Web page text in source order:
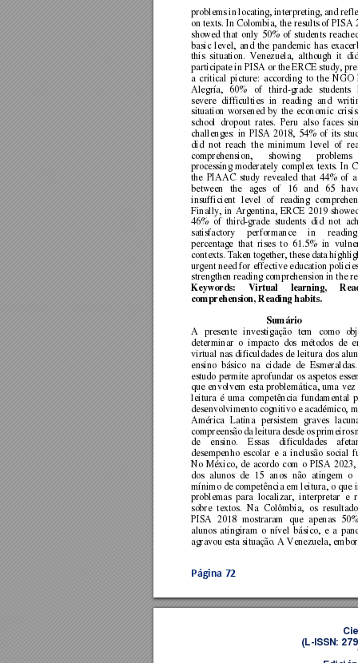
Página 72
problems in locating, interpreting, and
on texts. In Colombia, the results of PISA
showed that only 50% of students
basic level, and the pandemic has
this situation. Venezuela, although it
participate in PISA or the ERCE study, pre
a critical picture: according to the NGO
Alegría,
60% of third-grade students
severe difficulties in reading and
situation worsened by the economic
school dropout rates. Peru also faces
challenges: in PISA 2018, 54% of its
did not reach the minimum level of
comprehension,
showing
problems
processing moderately complex texts. In
the PIAAC study revealed that 44% of
between
the ages of 16 and 65
insufficient level of reading
Finally, in Argentina, ERCE 2019
46% of third-grade students did not
satisfactory
performance in re
percentage that rises to 61 .5% in
contexts. Taken together, these data
urgent need for effective education
strengthen reading comprehension in the
Keywords: Virtual learning,
comprehension, Reading habits.
Sumário
A presente investigação tem como
determinar o impacto dos métodos de
virtual nas dificuldades de leitura dos
ensino básico na cidade de
estudo permite aprofundar os aspetos
que envolvem esta problemática, uma
leitura é uma competência fundamental
desenvolvimento cognitivo e académico,
América Latina persistem graves la
compreensão da leitura desde os primeiros
de
ensino. Essas dificuldades
desempenho escolar e a inclusão social
No México, de acordo com o PISA 2023,
dos alunos de 15 anos não atingem o
mínimo de competência em leitura, o que
problemas para localizar, interpretar e
sobre textos. Na Colômbia, os
PISA 2018 mostraram que apenas
alunos atingiram o nível básico, e a
agravou esta situação. A Venezuela,
(L-ISSN: